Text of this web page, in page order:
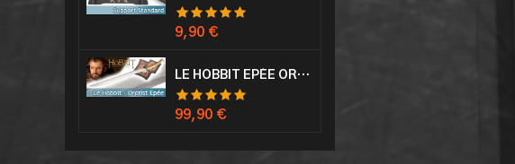
Prix
9,90 €
LE HOBBIT EPÉE ORCRIST EPÉE DE THORIN SABRE + PLAQUE MURALE EN BOIS
Prix
99,90 €